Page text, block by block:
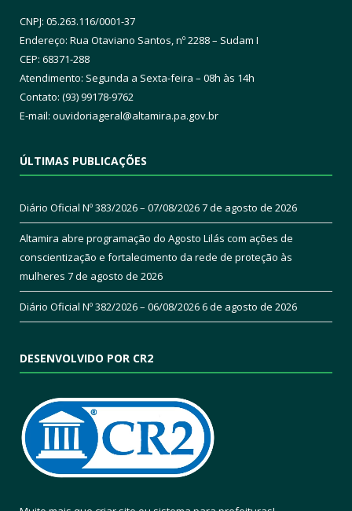
CNPJ: 05.263.116/0001-37
Endereço: Rua Otaviano Santos, nº 2288 – Sudam I
CEP: 68371-288
Atendimento: Segunda a Sexta-feira – 08h às 14h
Contato: (93) 99178-9762
E-mail: ouvidoriageral@altamira.pa.gov.br
ÚLTIMAS PUBLICAÇÕES
Diário Oficial Nº 383/2026 – 07/08/20267 de agosto de 2026
Altamira abre programação do Agosto Lilás com ações de
conscientização e fortalecimento da rede de proteção às
mulheres 7 de agosto de 2026
Diário Oficial Nº 382/2026 – 06/08/20266 de agosto de 2026
DESENVOLVIDO POR CR2